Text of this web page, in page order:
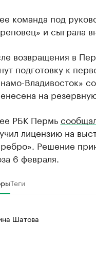
команда под
и сыграла
возвращения в
подготовку к
Владивосток»
на
РБК Пермь
лицензию на
Решение
6 февраля.
Теги
Шатова